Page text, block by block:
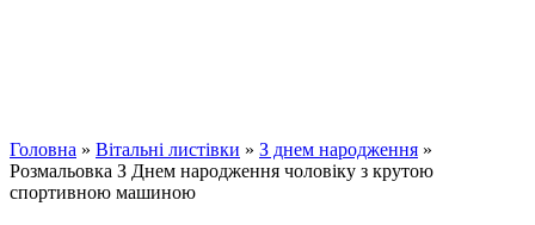
Головна » Вітальні листівки » З днем ​​народження »
Розмальовка З Днем народження чоловіку з крутою
спортивною машиною